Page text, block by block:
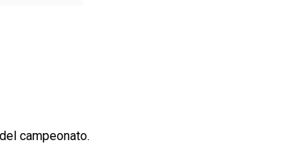
campeonato.